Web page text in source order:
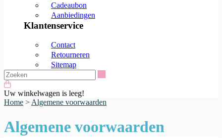
Cadeaubon
Aanbiedingen
Klantenservice
Contact
Retourneren
Sitemap
Uw winkelwagen is leeg!
Home > Algemene voorwaarden
Algemene voorwaarden